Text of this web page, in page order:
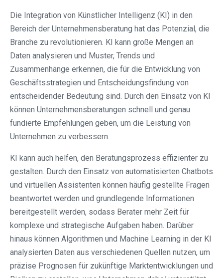
Die Integration von Künstlicher Intelligenz (KI) in den
Bereich der Unternehmensberatung hat das Potenzial, die
Branche zu revolutionieren. KI kann große Mengen an
Daten analysieren und Muster, Trends und
Zusammenhänge erkennen, die für die Entwicklung von
Geschäftsstrategien und Entscheidungsfindung von
entscheidender Bedeutung sind. Durch den Einsatz von KI
können Unternehmensberatungen schnell und genau
fundierte Empfehlungen geben, um die Leistung von
Unternehmen zu verbessern.
KI kann auch helfen, den Beratungsprozess effizienter zu
gestalten. Durch den Einsatz von automatisierten Chatbots
und virtuellen Assistenten können häufig gestellte Fragen
beantwortet werden und grundlegende Informationen
bereitgestellt werden, sodass Berater mehr Zeit für
komplexe und strategische Aufgaben haben. Darüber
hinaus können Algorithmen und Machine Learning in der KI
analysierten Daten aus verschiedenen Quellen nutzen, um
präzise Prognosen für zukünftige Marktentwicklungen und